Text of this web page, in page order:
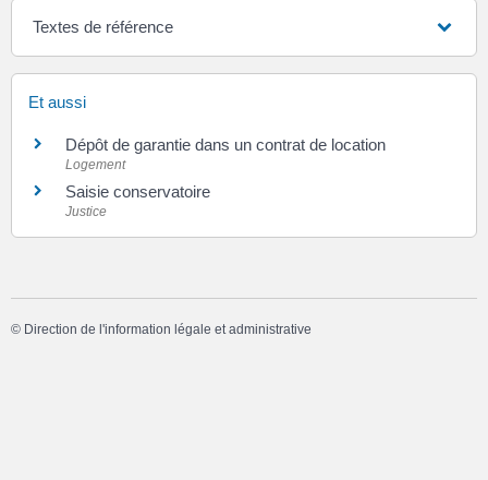
Textes de référence
Et aussi
Dépôt de garantie dans un contrat de location
Logement
Saisie conservatoire
Justice
© Direction de l'information légale et administrative